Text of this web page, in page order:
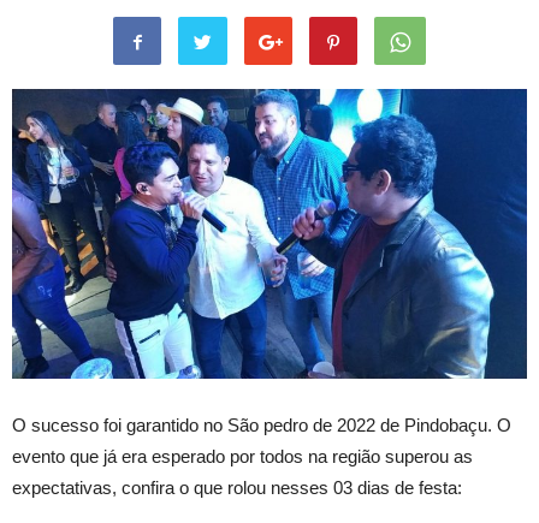
O sucesso foi garantido no São pedro de 2022 de Pindobaçu. O
evento que já era esperado por todos na região superou as
expectativas, confira o que rolou nesses 03 dias de festa: